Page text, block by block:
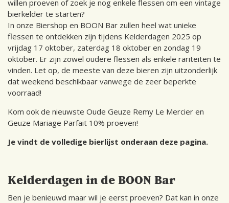
willen proeven of zoek je nog enkele flessen om een vintage
bierkelder te starten?
In onze Biershop en BOON Bar zullen heel wat unieke
flessen te ontdekken zijn tijdens Kelderdagen 2025 op
vrijdag 17 oktober, zaterdag 18 oktober en zondag 19
oktober. Er zijn zowel oudere flessen als enkele rariteiten te
vinden. Let op, de meeste van deze bieren zijn uitzonderlijk
dat weekend beschikbaar vanwege de zeer beperkte
voorraad!
Kom ook de nieuwste Oude Geuze Remy Le Mercier en
Geuze Mariage Parfait 10% proeven!
Je vindt de volledige bierlijst onderaan deze pagina.
Kelderdagen in de BOON Bar
Ben je benieuwd maar wil je eerst proeven? Dat kan in onze